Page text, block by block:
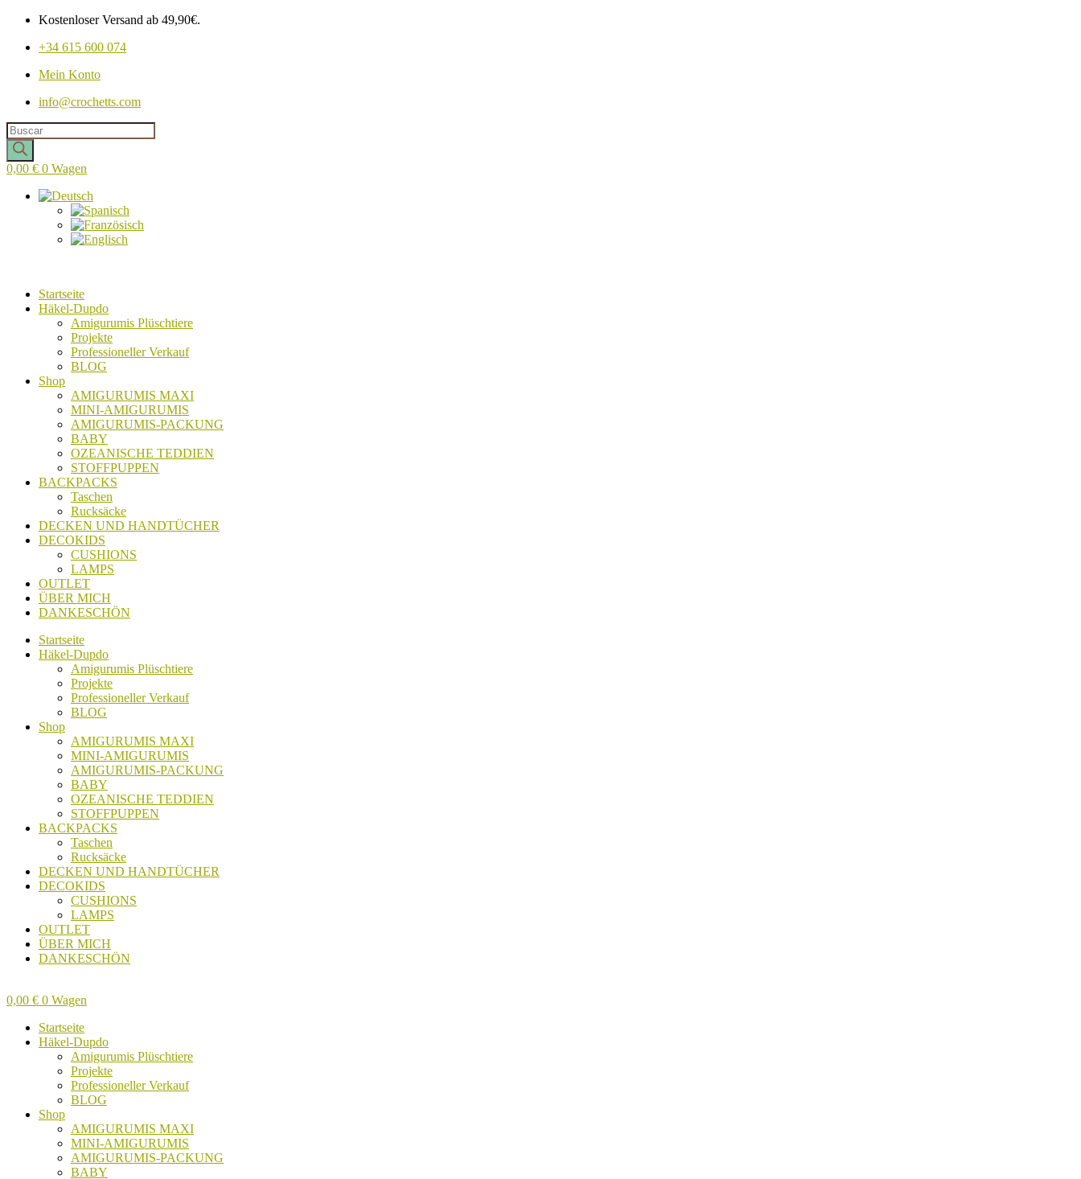
Kostenloser Versand ab 49,90€.
+34 615 600 074
Mein Konto
info@crochetts.com
Produkte
suchen
0,00 € 0 Wagen
Startseite
Häkel-Dupdo
Amigurumis Plüschtiere
Projekte
Professioneller Verkauf
BLOG
Shop
AMIGURUMIS MAXI
MINI-AMIGURUMIS
AMIGURUMIS-PACKUNG
BABY
OZEANISCHE TEDDIEN
STOFFPUPPEN
BACKPACKS
Taschen
Rucksäcke
DECKEN UND HANDTÜCHER
DECOKIDS
CUSHIONS
LAMPS
OUTLET
ÜBER MICH
DANKESCHÖN
Startseite
Häkel-Dupdo
Amigurumis Plüschtiere
Projekte
Professioneller Verkauf
BLOG
Shop
AMIGURUMIS MAXI
MINI-AMIGURUMIS
AMIGURUMIS-PACKUNG
BABY
OZEANISCHE TEDDIEN
STOFFPUPPEN
BACKPACKS
Taschen
Rucksäcke
DECKEN UND HANDTÜCHER
DECOKIDS
CUSHIONS
LAMPS
OUTLET
ÜBER MICH
DANKESCHÖN
0,00 € 0 Wagen
Startseite
Häkel-Dupdo
Amigurumis Plüschtiere
Projekte
Professioneller Verkauf
BLOG
Shop
AMIGURUMIS MAXI
MINI-AMIGURUMIS
AMIGURUMIS-PACKUNG
BABY